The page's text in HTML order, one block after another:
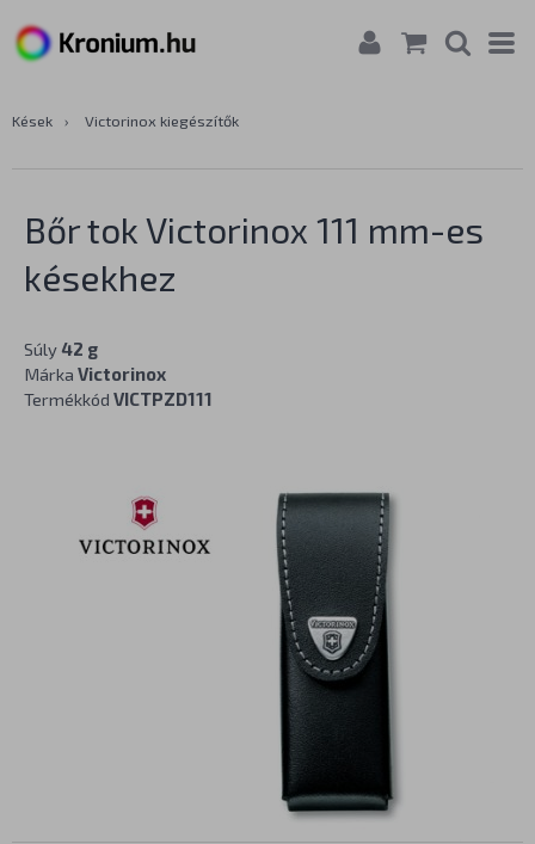
Kések › Victorinox kiegészítők
Bőr tok Victorinox 111 mm-es
késekhez
Súly42 g
Márka Victorinox
Termékkód VICTPZD111